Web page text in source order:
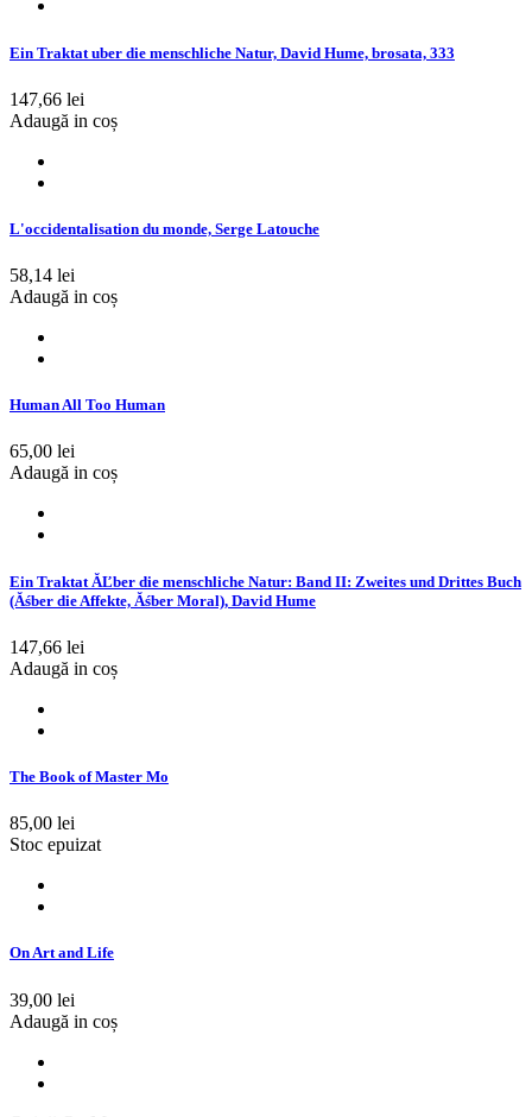
Ein Traktat uber die menschliche Natur, David Hume, brosata, 333
147,66 lei
Adaugă in coș
L'occidentalisation du monde, Serge Latouche
58,14 lei
Adaugă in coș
Human All Too Human
65,00 lei
Adaugă in coș
Ein Traktat ĂĽber die menschliche Natur: Band II: Zweites und Drittes Buch
(Ăśber die Affekte, Ăśber Moral), David Hume
147,66 lei
Adaugă in coș
The Book of Master Mo
85,00 lei
Stoc epuizat
On Art and Life
39,00 lei
Adaugă in coș